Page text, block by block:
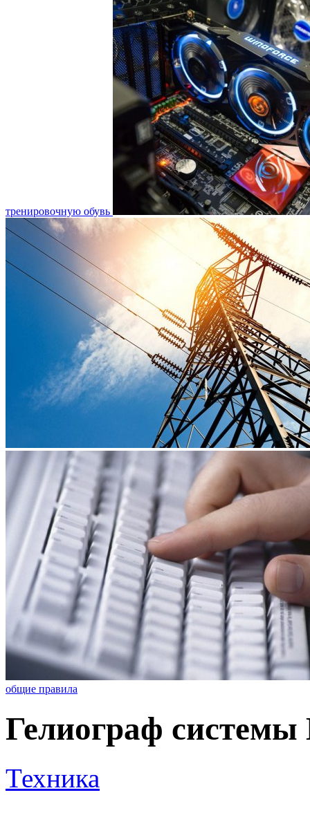
тренировочную обувь
общие правила
Гелиограф
Техника